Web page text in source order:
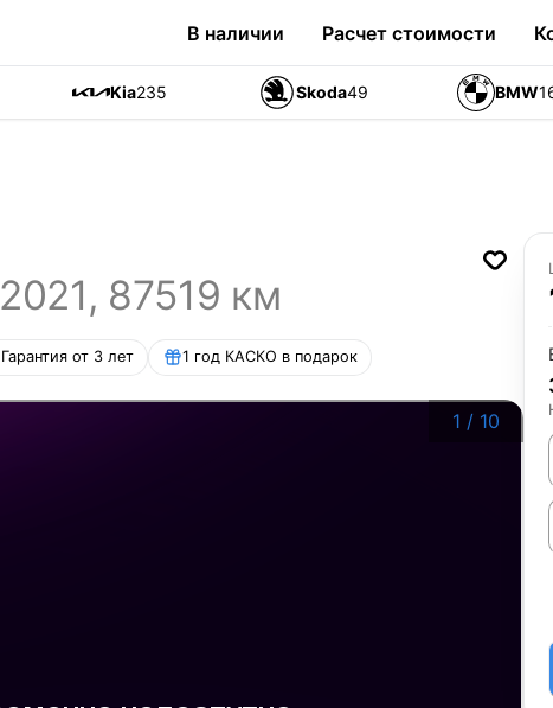
В наличии Расчет стоимости
Kia235 Skoda49 BMW
2021, 87519 км
Гарантия от 3 лет 1 год КАСКО в подарок
1 / 10